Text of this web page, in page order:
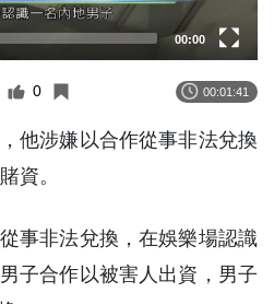
00:00
0 00:01:41
他涉嫌以合作從事非法兌換
資。
事非法兌換，在娛樂場認識
子合作以被害人出資，男子